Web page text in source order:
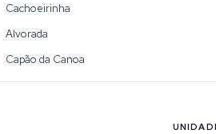
Cachoeirinha
Alvorada
Capão da Canoa